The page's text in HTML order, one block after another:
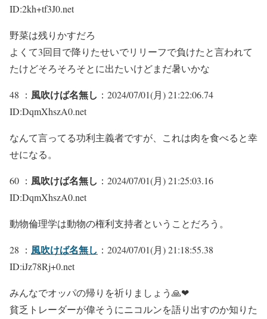
ID:2kh+tf3J0.net
野菜は残りかすだろ
よくて3回目で降りたせいでリリーフで負けたと言われて
たけどそろそろそとに出たいけどまだ暑いかな
48 ： 風吹けば名無し ：2024/07/01(月) 21:22:06.74
ID:DqmXhszA0.net
なんて言ってる功利主義者ですが、これは肉を食べると幸
せになる。
60 ： 風吹けば名無し ：2024/07/01(月) 21:25:03.16
ID:DqmXhszA0.net
動物倫理学は動物の権利支持者ということだろう。
28 ： 風吹けば名無し ：2024/07/01(月) 21:18:55.38
ID:iJz78Rj+0.net
みんなでオッパの帰りを祈りましょう🙏❤
貧乏トレーダーが偉そうにニコルンを語り出すのか知りた